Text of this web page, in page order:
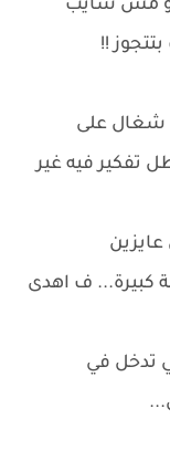
و مش سايب
!!
شغال على
تفكير فيه غير
كبيرة... ف اهدى
تدخل في